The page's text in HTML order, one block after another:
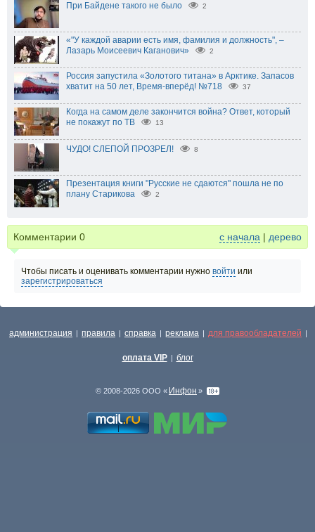
При Байдене такого не было 2
«"У каждой аварии есть имя, фамилия и должность", –
Лазарь Моисеевич Каганович»
2
Россия запустила «Золотого титана» в Арктике. Запасов
хватит на 50 лет, Время-вперёд! №718
37
Когда на самом деле закончится война? Ответ, который
не покажут по ТВ
13
ЧУДО! СЛЕПОЙ ПРОЗРЕЛ! 8
Презентация книги "Русские не сдаются" пошла не по
плану Старикова
2
Комментарии 0 с начала | дерево
Чтобы писать и оценивать комментарии нужно войти или
зарегистрироваться
администрация | правила | справка | реклама | для правообладателей |
оплата VIP | блог
© 2008-2026 ООО « Инфон »